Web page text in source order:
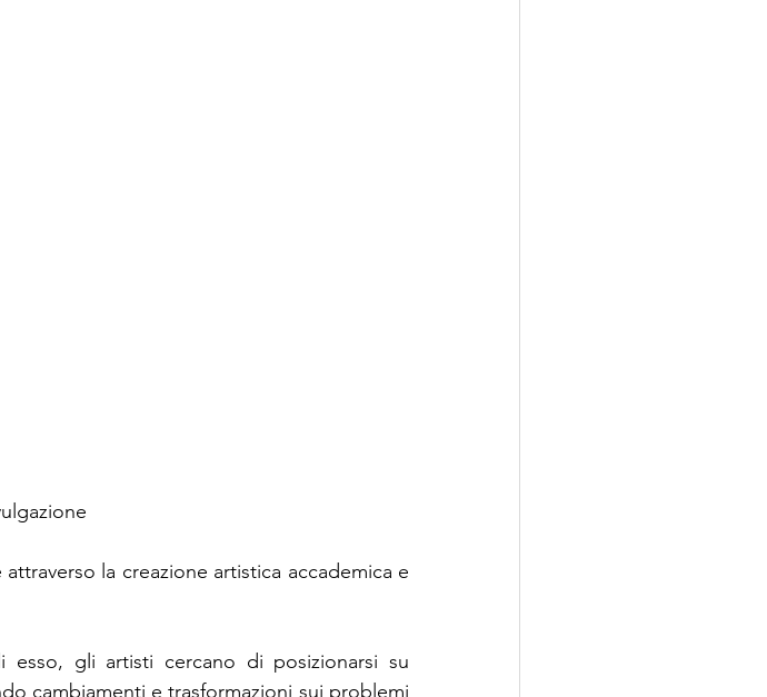
la creazione artistica accademica e
gli artisti cercano di posizionarsi su
cambiamenti e trasformazioni sui problemi